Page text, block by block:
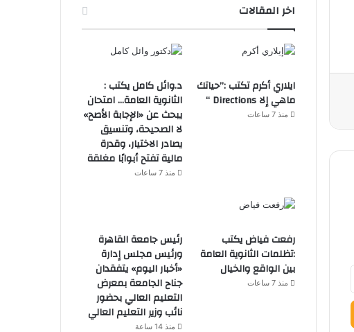
اخر المقالات
ايلاري أكرم تكتب :”حياتك
ماهي إلا Directions “
منذ 7 ساعات
د.وائل كامل يكتب :
الثانوية العامة… امتحان
يبحث عن «الإجابة الأصح»
لا الصحيحة، وتنسيق
يصادر الاختيار، وقدرة
مالية تفتح أبوابًا مغلقة
منذ 7 ساعات
رفعت فياض يكتب
:تظلمات الثانوية العامة
بين الواقع والخيال
منذ 7 ساعات
رئيس جامعة القاهرة
ورئيس مجلس إدارة
«أخبار اليوم» يتفقدان
جناح الجامعة بمعرض
التعليم العالي بحضور
نائب وزير التعليم العالي
منذ 14 ساعة